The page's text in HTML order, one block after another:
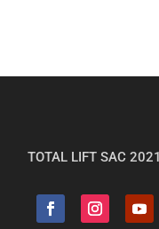
TOTAL LIFT SAC 2021